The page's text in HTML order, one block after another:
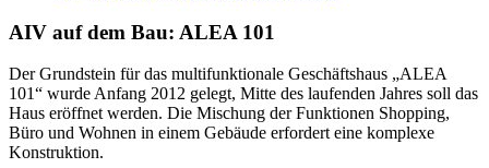
AIV auf dem Bau: ALEA 101
Der Grundstein für das multifunktionale Geschäftshaus „ALEA
101“ wurde Anfang 2012 gelegt, Mitte des laufenden Jahres soll das
Haus eröffnet werden. Die Mischung der Funktionen Shopping,
Büro und Wohnen in einem Gebäude erfordert eine komplexe
Konstruktion.